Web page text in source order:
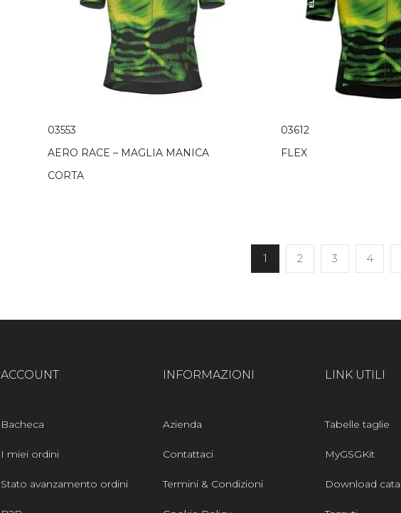
03553
AERO RACE – MAGLIA MANICA
CORTA
03612
FLEX
1 2 3 4
ACCOUNT
Bacheca
I miei ordini
Stato avanzamento ordini
INFORMAZIONI
Azienda
Contattaci
Termini & Condizioni
LINK UTILI
Tabelle taglie
MyGSGKit
Download